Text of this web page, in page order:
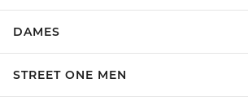
DAMES
STREET ONE MEN